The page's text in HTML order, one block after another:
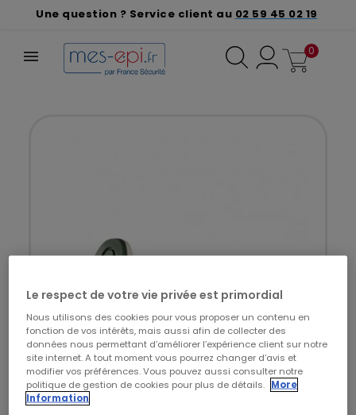
Une question ? Service client au 02 59 45 02 19
0
Le respect de votre vie privée est primordial
Nous utilisons des cookies pour vous proposer un contenu en
fonction de vos intérêts, mais aussi afin de collecter des
données nous permettant d’améliorer l’expérience client sur notre
site internet. A tout moment vous pourrez changer d’avis et
modifier vos préférences. Vous pouvez aussi consulter notre
politique de gestion de cookies pour plus de détails. More
Information